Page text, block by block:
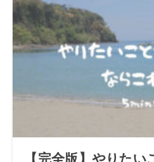
【完全版】やりた